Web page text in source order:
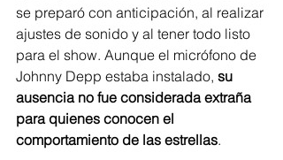
se preparó con anticipación, al realizar
ajustes de sonido y al tener todo listo
para el show. Aunque el micrófono de
Johnny Depp estaba instalado, su
ausencia no fue considerada extraña
para quienes conocen el
comportamiento de las estrellas.